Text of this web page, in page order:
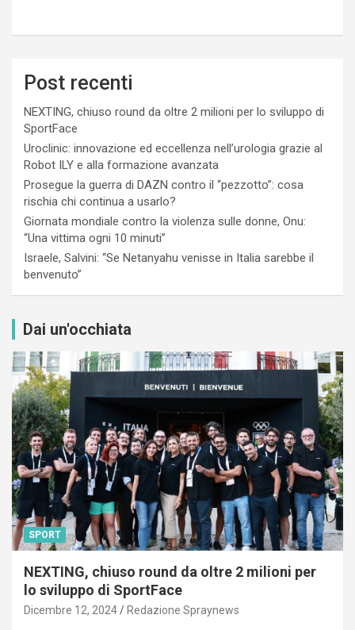
Post recenti
NEXTING, chiuso round da oltre 2 milioni per lo sviluppo di
SportFace
Uroclinic: innovazione ed eccellenza nell’urologia grazie al
Robot ILY e alla formazione avanzata
Prosegue la guerra di DAZN contro il “pezzotto”: cosa
rischia chi continua a usarlo?
Giornata mondiale contro la violenza sulle donne, Onu:
“Una vittima ogni 10 minuti”
Israele, Salvini: “Se Netanyahu venisse in Italia sarebbe il
benvenuto”
Dai un'occhiata
SPORT
NEXTING, chiuso round da oltre 2 milioni per
lo sviluppo di SportFace
Dicembre 12, 2024 Redazione Spraynews